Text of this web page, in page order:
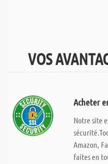
VOS
Acheter
Notre site
Amazon,
faites en